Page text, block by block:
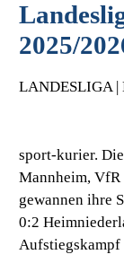
2025/
LANDESLIGA |
sport-kurier.
Mannheim,
gewannen ihre
0:2
Aufstiegskampf